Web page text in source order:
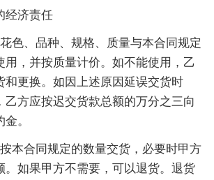
经济责任
色、品种、规格、质量与本合同规定
用，并按质量计价。如不能使用，乙
和更换。如因上述原因延误交货时
乙方应按迟交货款总额的万分之三向
。
本合同规定的数量交货，必要时甲方
。如果甲方不需要，可以退货。退货